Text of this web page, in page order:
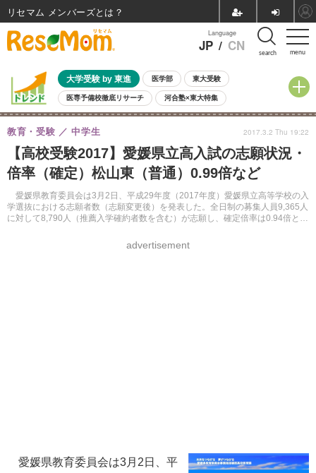
menu
Language
JP / CN search
大学受験 by 東進 医学部 東大受験
医専予備校徹底リサーチ 河合塾×東大特集
親子で考える大学選び 高校受験 中学受験 小学校受験
共通テスト 夏休み
8月開催イベント・WS 全国公立高校 過去問 人気記事
自由研究教材（小学生向け） 自由研究教材（中学生向け） ランキング
【高校受験2017】愛媛県立高入試の志願状況・
倍率（確定）松山東（普通）0.99倍など
愛媛県教育委員会は3月2日、平成29年度（2017年度）愛媛県立高等学校の入
学選抜における志願者数（志願変更後）を発表した。全日制の募集人員9,365人
に対して8,790人（推薦入学確約者数を含む）が志願し、確定倍率は0.94倍とな
教育・受験 中学生
advertisement
2017.3.2 Thu 19:22
愛媛県教育委員会は3月2日、平
リセマム メンバーズ